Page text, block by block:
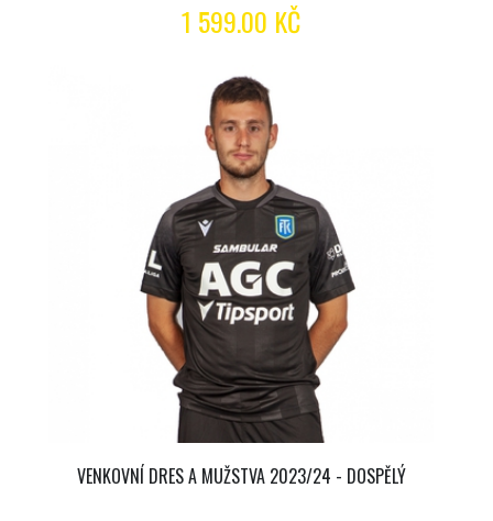
1 599.00 KČ
VENKOVNÍ DRES A MUŽSTVA 2023/24 - DOSPĚLÝ